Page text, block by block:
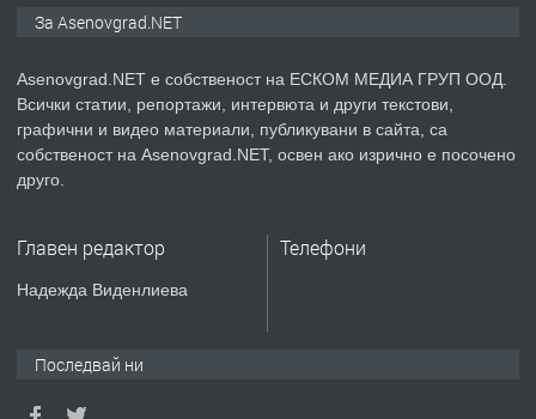
преди 2 години
ПРЕДЛАГА ремонт на покриви
Висококачествени Целофанови
За Asenovgrad.NET
Asenovgrad.NET е собственост на ЕСКОМ МЕДИА ГРУП ООД.
Всички статии, репортажи, интервюта и други текстови,
графични и видео материали, публикувани в сайта, са
собственост на Asenovgrad.NET, освен ако изрично е посочено
друго.
Главен редактор
Надежда Виденлиева
Телефони
Последвай ни